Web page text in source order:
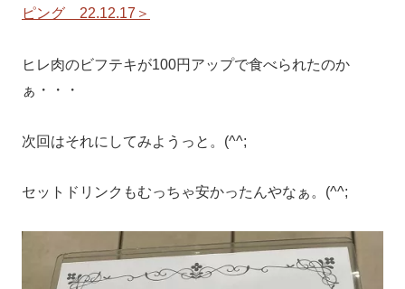
ピング 22.12.17＞
ヒレ肉のビフテキが100円アップで食べられたのか
ぁ・・・
次回はそれにしてみようっと。(^^;
セットドリンクもむっちゃ安かったんやなぁ。(^^;